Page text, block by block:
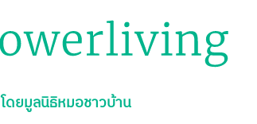
โดยมูลนิธิหมอชาวบ้าน